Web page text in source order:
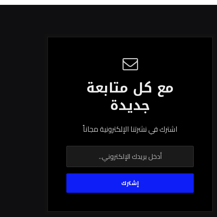
مع كل متابعة
جديدة
اشترك في نشرتنا الإلكترونية مجاناً